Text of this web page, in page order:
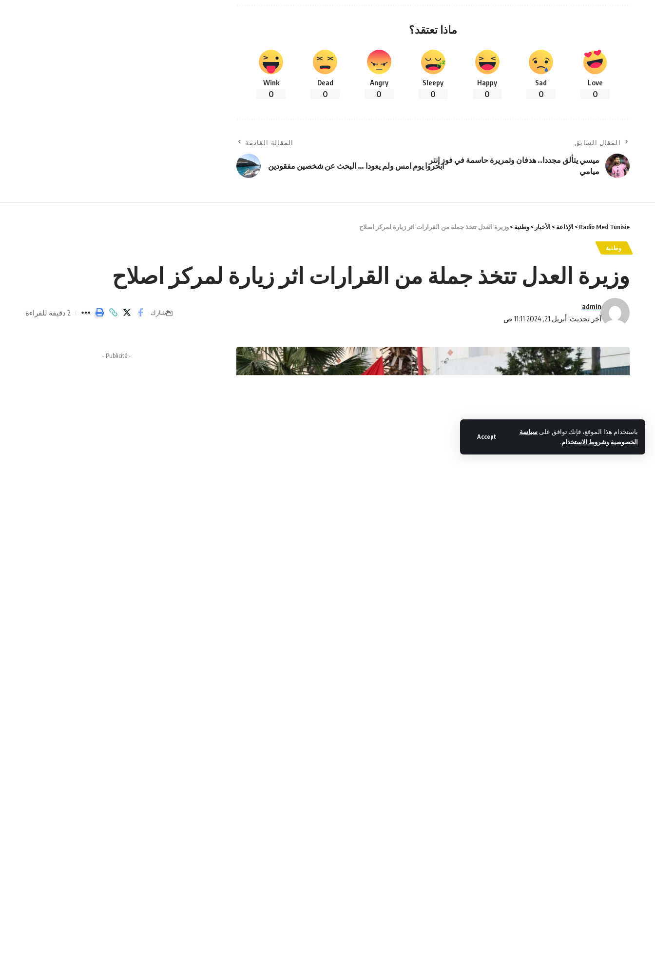
باستخدام هذا الموقع، فإنك توافق على سياسة
الخصوصية وشروط الاستخدام.
Accept
ماذا تعتقد؟
Love
0
Sad
0
Happy
0
Sleepy
0
Angry
0
Dead
0
Wink
0
المقال السابق
ميسي يتألق مجددا.. هدفان وتمريرة حاسمة في فوز إنتر
ميامي
المقالة القادمة
ابحروا يوم امس ولم يعودا … البحث عن شخصين مفقودين
Radio Med Tunisie
> الإذاعة> الأخبار >وطنية>وزيرة العدل تتخذ جملة من القرارات اثر زيارة لمركز اصلاح
وطنية
وزيرة العدل تتخذ جملة من القرارات اثر زيارة لمركز اصلاح
آخر تحديث: أبريل 21, 2024 11:11 ص
admin
شارك 2 دقيقة للقراءة
- Publicité -